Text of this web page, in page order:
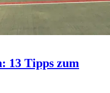
13 Tipps zum